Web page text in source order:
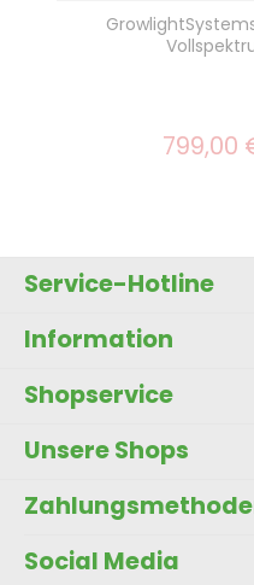
799,00
Service-Hotline
Information
Shopservice
Unsere Shops
Social Media